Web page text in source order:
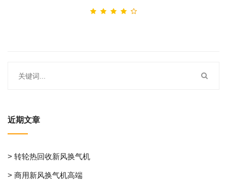
近期文章
> 转轮热回收新风换气机
> 商用新风换气机高端